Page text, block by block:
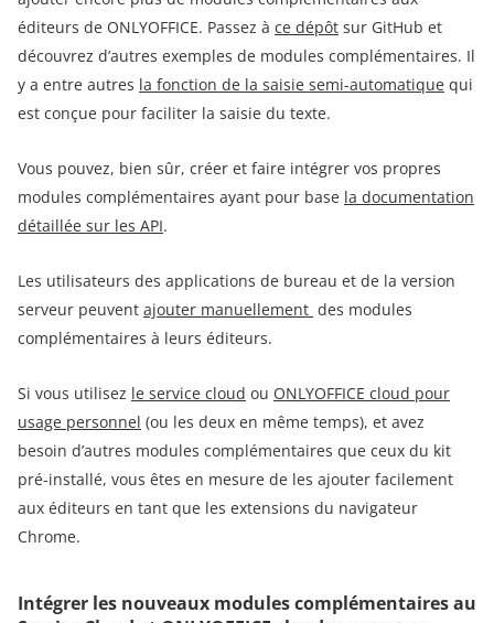
éditeurs de ONLYOFFICE. Passez à ce dépôt sur GitHub et
découvrez d’autres exemples de modules complémentaires. Il
y a entre autres la fonction de la saisie semi-automatique qui
est conçue pour faciliter la saisie du texte.
Vous pouvez, bien sûr, créer et faire intégrer vos propres
modules complémentaires ayant pour base la documentation
détaillée sur les API.
Les utilisateurs des applications de bureau et de la version
serveur peuvent ajouter manuellement des modules
complémentaires à leurs éditeurs.
Si vous utilisez le service cloud ou ONLYOFFICE cloud pour
usage personnel (ou les deux en même temps), et avez
besoin d’autres modules complémentaires que ceux du kit
pré-installé, vous êtes en mesure de les ajouter facilement
aux éditeurs en tant que les extensions du navigateur
Chrome.
Intégrer les nouveaux modules complémentaires au